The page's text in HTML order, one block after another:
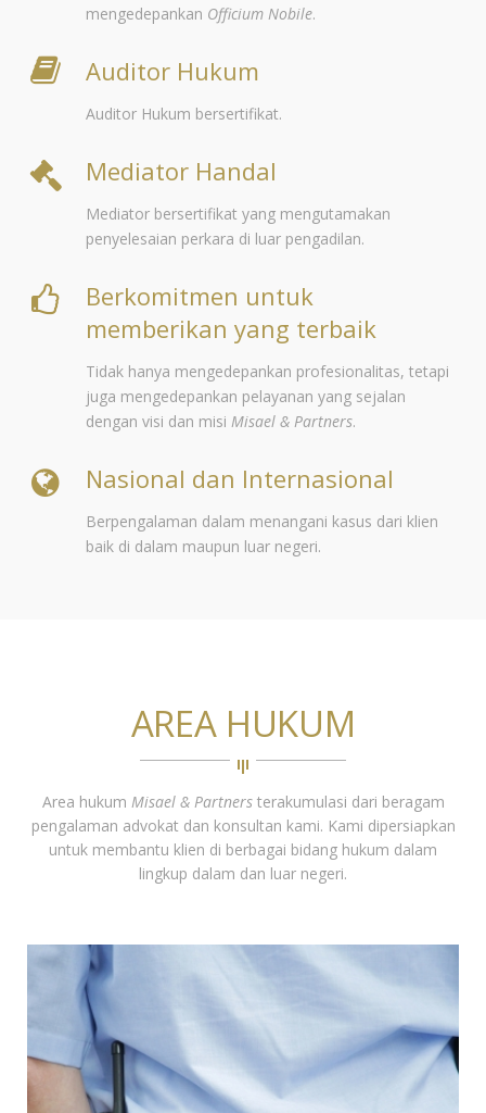
mengedepankan Officium Nobile.
Auditor Hukum
Auditor Hukum bersertifikat.
Mediator Handal
Mediator bersertifikat yang mengutamakan
penyelesaian perkara di luar pengadilan.
Berkomitmen untuk
memberikan yang terbaik
Tidak hanya mengedepankan profesionalitas, tetapi
juga mengedepankan pelayanan yang sejalan
dengan visi dan misi Misael & Partners.
Nasional dan Internasional
Berpengalaman dalam menangani kasus dari klien
baik di dalam maupun luar negeri.
AREA HUKUM
Area hukum Misael & Partnersterakumulasi dari beragam
pengalaman advokat dan konsultan kami. Kami dipersiapkan
untuk membantu klien di berbagai bidang hukum dalam
lingkup dalam dan luar negeri.